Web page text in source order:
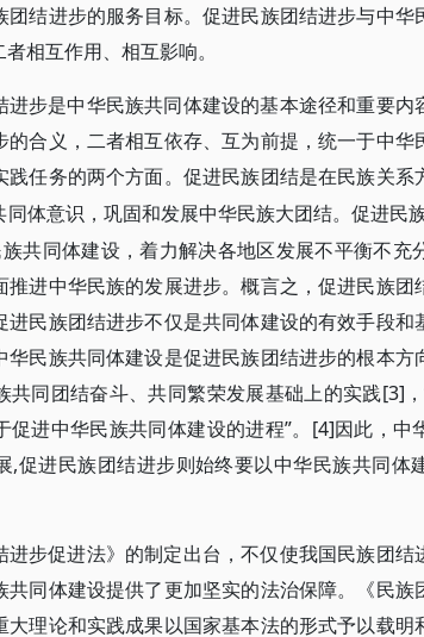
团结进步的服务目标。促进民族团结进步与中华
相互作用、相互影响。
进步是中华民族共同体建设的基本途径和重要内
的合义，二者相互依存、互为前提，统一于中华
践任务的两个方面。促进民族团结是在民族关系
体意识，巩固和发展中华民族大团结。促进民
共同体建设，着力解决各地区发展不平衡不充
进中华民族的发展进步。概言之，促进民族团
民族团结进步不仅是共同体建设的有效手段和
民族共同体建设是促进民族团结进步的根本
共同团结奋斗、共同繁荣发展基础上的实践[3]
促进中华民族共同体建设的进程”。[4]因此，中
,促进民族团结进步则始终要以中华民族共同体
进步促进法》的制定出台，不仅使我国民族团结
共同体建设提供了更加坚实的法治保障。《民族
大理论和实践成果以国家基本法的形式予以载明